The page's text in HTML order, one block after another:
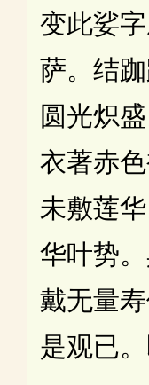
变此娑
萨。结跏
圆光炽
衣著赤
未敷莲
华叶势
戴无量
是观已